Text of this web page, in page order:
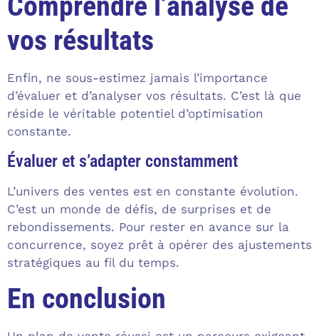
vos résultats
Enfin, ne sous-estimez jamais l’importance
d’évaluer et d’analyser vos résultats. C’est là que
réside le véritable potentiel d’optimisation
constante.
Évaluer et s’adapter constamment
L’univers des ventes est en constante évolution.
C’est un monde de défis, de surprises et de
rebondissements. Pour rester en avance sur la
concurrence, soyez prêt à opérer des ajustements
stratégiques au fil du temps.
En conclusion